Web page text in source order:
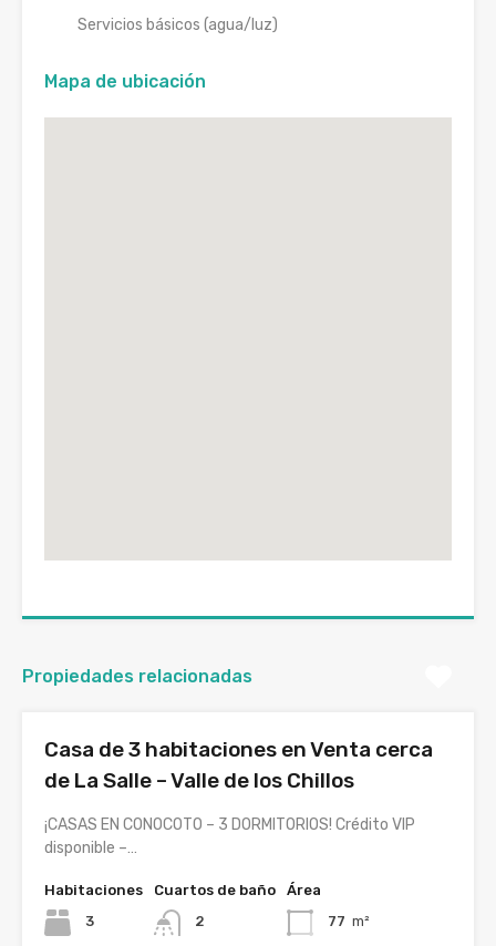
Servicios básicos (agua/luz)
Mapa de ubicación
Propiedades relacionadas
Casa de 3 habitaciones en Venta cerca
de La Salle – Valle de los Chillos
¡CASAS EN CONOCOTO – 3 DORMITORIOS! Crédito VIP
disponible –…
Habitaciones
3
Cuartos de baño
2
Área
77 m²